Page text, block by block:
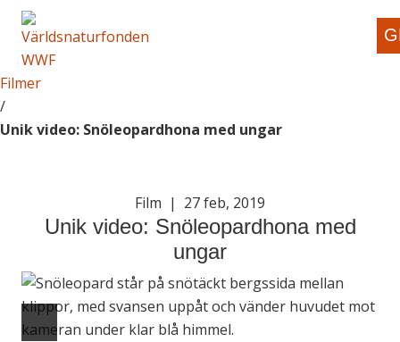
Filmer
/
Unik video: Snöleopardhona med ungar
Film | 27 feb, 2019
Unik video: Snöleopardhona med
ungar